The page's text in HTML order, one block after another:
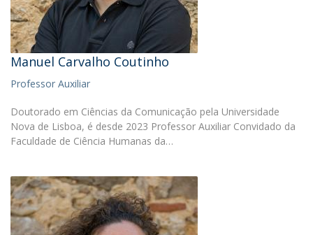
Manuel Carvalho Coutinho
Professor Auxiliar
Doutorado em Ciências da Comunicação pela Universidade
Nova de Lisboa, é desde 2023 Professor Auxiliar Convidado da
Faculdade de Ciência Humanas da…